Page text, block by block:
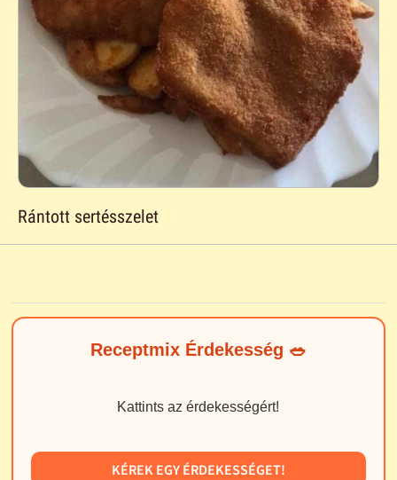
Rántott sertésszelet
Receptmix Érdekesség 🥗
Kattints az érdekességért!
KÉREK EGY ÉRDEKESSÉGET!